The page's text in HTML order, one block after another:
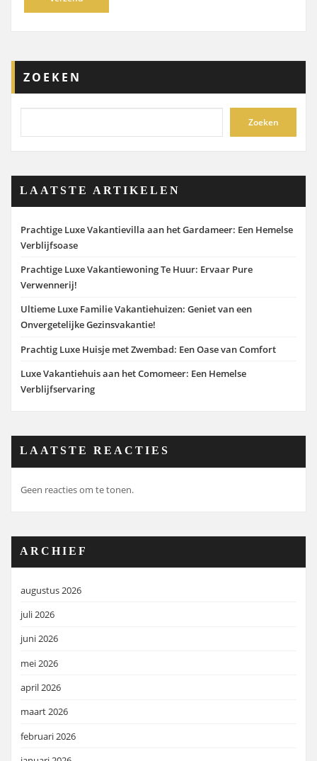
ZOEKEN
Zoeken
LAATSTE ARTIKELEN
Prachtige Luxe Vakantievilla aan het Gardameer: Een Hemelse
Verblijfsoase
Prachtige Luxe Vakantiewoning Te Huur: Ervaar Pure
Verwennerij!
Ultieme Luxe Familie Vakantiehuizen: Geniet van een
Onvergetelijke Gezinsvakantie!
Prachtig Luxe Huisje met Zwembad: Een Oase van Comfort
Luxe Vakantiehuis aan het Comomeer: Een Hemelse
Verblijfservaring
LAATSTE REACTIES
Geen reacties om te tonen.
ARCHIEF
augustus 2026
juli 2026
juni 2026
mei 2026
april 2026
maart 2026
februari 2026